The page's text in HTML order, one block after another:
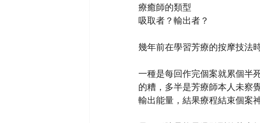
療癒師的類型
吸取者？輸出者？
幾年前在學習芳療的按摩技法
一種是每回作完個案就累個半
的糟，多半是芳療師本人未察
輸出能量，結果療程結束個案